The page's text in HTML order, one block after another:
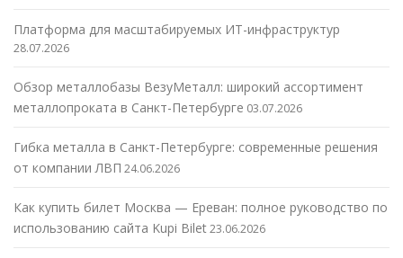
Платформа для масштабируемых ИТ-инфраструктур
28.07.2026
Обзор металлобазы ВезуМеталл: широкий ассортимент
металлопроката в Санкт-Петербурге 03.07.2026
Гибка металла в Санкт-Петербурге: современные решения
от компании ЛВП 24.06.2026
Как купить билет Москва — Ереван: полное руководство по
использованию сайта Kupi Bilet23.06.2026